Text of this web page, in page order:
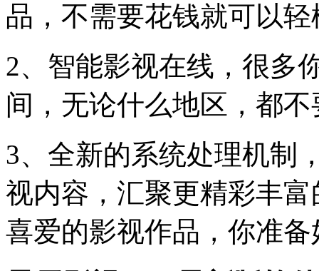
品，不需要花钱就可以
2、智能影视在线，很多
间，无论什么地区，都
3、全新的系统处理机制
视内容，汇聚更精彩丰
喜爱的影视作品，你准